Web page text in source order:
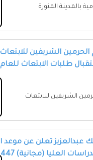
بالمدينة المنورة
الحرمين الشريفين
استمرار استقبال
الشريفين للابتعاث
عبدالعزيز تعلن عن موعد
العليا (مجانية) 1447